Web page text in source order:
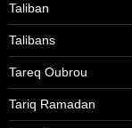
Taliban
Talibans
Tareq Oubrou
Tariq Ramadan